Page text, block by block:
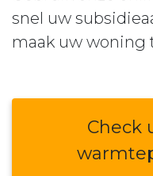
snel uw
maak uw
Check